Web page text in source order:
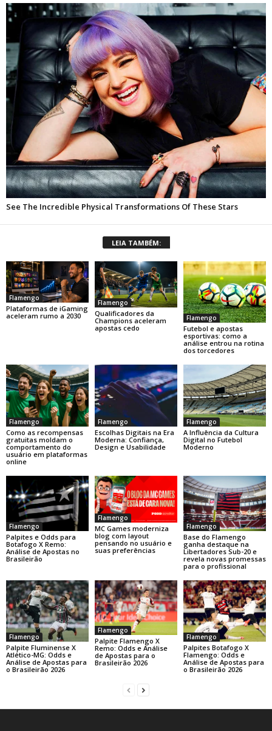
LEIA TAMBÉM:
Flamengo
Plataformas de iGaming
aceleram rumo a 2030
Flamengo
Qualificadores da
Champions aceleram
apostas cedo
Flamengo
Futebol e apostas
esportivas: como a
análise entrou na rotina
dos torcedores
Flamengo
Como as recompensas
gratuitas moldam o
comportamento do
usuário em plataformas
online
Flamengo
Escolhas Digitais na Era
Moderna: Confiança,
Design e Usabilidade
Flamengo
A Influência da Cultura
Digital no Futebol
Moderno
Flamengo
Palpites e Odds para
Botafogo X Remo:
Análise de Apostas no
Brasileirão
Flamengo
MC Games moderniza
blog com layout
pensando no usuário e
suas preferências
Flamengo
Base do Flamengo
ganha destaque na
Libertadores Sub-20 e
revela novas promessas
para o profissional
Flamengo
Palpite Fluminense X
Atlético-MG: Odds e
Análise de Apostas para
o Brasileirão 2026
Flamengo
Palpite Flamengo X
Remo: Odds e Análise
de Apostas para o
Brasileirão 2026
Flamengo
Palpites Botafogo X
Flamengo: Odds e
Análise de Apostas para
o Brasileirão 2026